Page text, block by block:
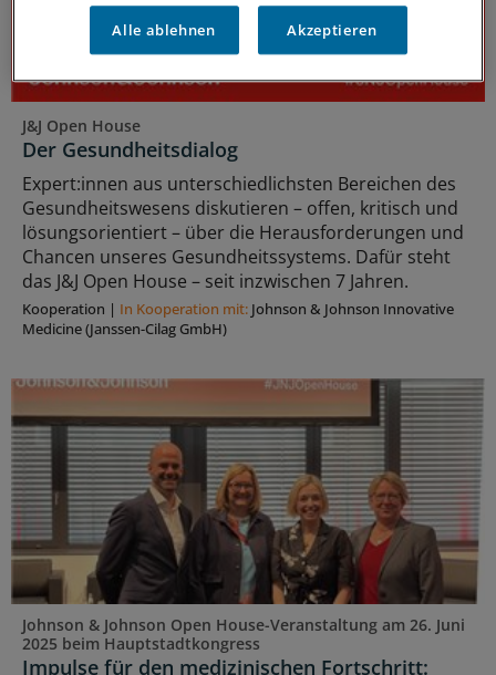
J&J Open House
Der Gesundheitsdialog
Expert:innen aus unterschiedlichsten Bereichen des
Gesundheitswesens diskutieren – offen, kritisch und
lösungsorientiert – über die Herausforderungen und
Chancen unseres Gesundheitssystems. Dafür steht
das J&J Open House – seit inzwischen 7 Jahren.
Kooperation | In Kooperation mit: Johnson & Johnson Innovative
Medicine (Janssen-Cilag GmbH)
Johnson & Johnson Open House-Veranstaltung am 26. Juni
2025 beim Hauptstadtkongress
Impulse für den medizinischen Fortschritt:
Alle ablehnen Akzeptieren